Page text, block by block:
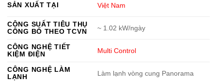
SẢN XUẤT TẠI Việt Nam
CÔNG SUẤT TIÊU THỤ
CÔNG BỐ THEO TCVN
~ 1.02 kW/ngày
CÔNG NGHỆ TIẾT
KIỆM ĐIỆN
Multi Control
CÔNG NGHỆ LÀM
LẠNH
Làm lạnh vòng cung Panorama